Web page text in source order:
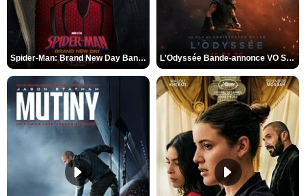
Spider-Man: Brand New Day Bande-annonce VO STFR L'Odyssée Bande-annonce VO STFR